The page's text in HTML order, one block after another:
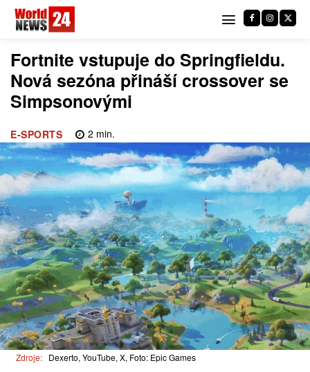
Fortnite vstupuje do Springfieldu.
Nová sezóna přináší crossover se
Simpsonovými
E-SPORTS 2 min.
Zdroje: Dexerto, YouTube, X, Foto: Epic Games